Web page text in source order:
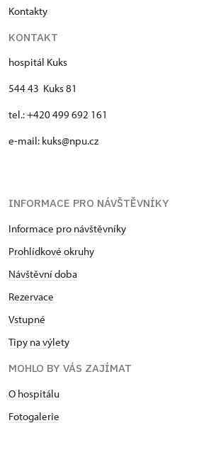
Kontakty
KONTAKT
hospitál Kuks
544 43 Kuks 81
tel.: +420 499 692 161
e-mail: kuks@npu.cz
INFORMACE PRO NÁVŠTĚVNÍKY
Informace pro návštěvníky
Prohlídkové okruhy
Návštěvní doba
Rezervace
Vstupné
Tipy na výlety
MOHLO BY VÁS ZAJÍMAT
O hospitálu
Fotogalerie